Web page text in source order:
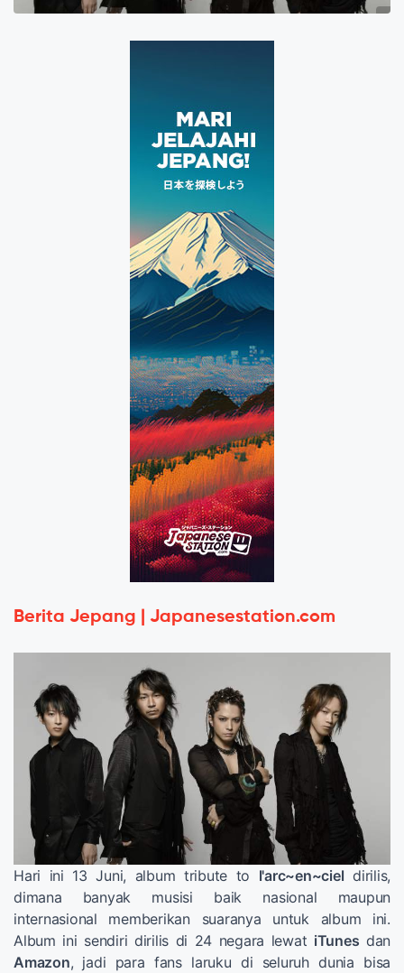
Berita Jepang | Japanesestation.com
Hari ini 13 Juni, album tribute to l'arc~en~ciel dirilis,
dimana banyak musisi baik nasional maupun
internasional memberikan suaranya untuk album ini.
Album ini sendiri dirilis di 24 negara lewat iTunes dan
Amazon, jadi para fans laruku di seluruh dunia bisa